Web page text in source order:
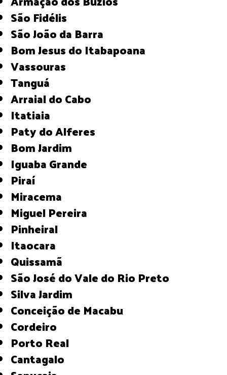
São Fidélis
São João da Barra
Bom Jesus do Itabapoana
Vassouras
Tanguá
Arraial do Cabo
Itatiaia
Paty do Alferes
Bom Jardim
Iguaba Grande
Piraí
Miracema
Miguel Pereira
Pinheiral
Itaocara
Quissamã
São José do Vale do Rio Preto
Silva Jardim
Conceição de Macabu
Cordeiro
Porto Real
Cantagalo